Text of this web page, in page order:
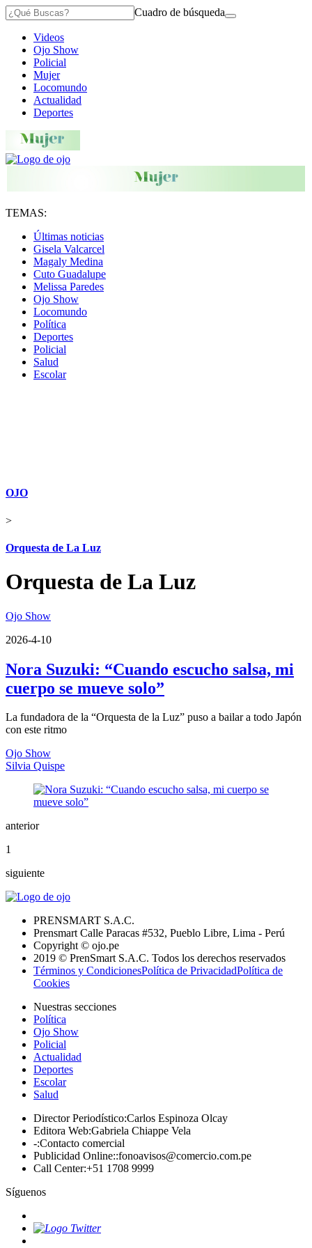
Cuadro de búsqueda
Videos
Ojo Show
Policial
Mujer
Locomundo
Actualidad
Deportes
TEMAS:
Últimas noticias
Gisela Valcarcel
Magaly Medina
Cuto Guadalupe
Melissa Paredes
Ojo Show
Locomundo
Política
Deportes
Policial
Salud
Escolar
OJO
>
Orquesta de La Luz
Orquesta de La Luz
Ojo Show
2026-4-10
Nora Suzuki: “Cuando escucho salsa, mi
cuerpo se mueve solo”
La fundadora de la “Orquesta de la Luz” puso a bailar a todo Japón
con este ritmo
Ojo Show
Silvia Quispe
anterior
1
siguiente
PRENSMART S.A.C.
Prensmart Calle Paracas #532, Pueblo Libre, Lima - Perú
Copyright © ojo.pe
2019 © PrenSmart S.A.C. Todos los derechos reservados
Términos y CondicionesPolítica de PrivacidadPolítica de
Cookies
Nuestras secciones
Política
Ojo Show
Policial
Actualidad
Deportes
Escolar
Salud
Director Periodístico:Carlos Espinoza Olcay
Editora Web:Gabriela Chiappe Vela
-:Contacto comercial
Publicidad Online::fonoavisos@comercio.com.pe
Call Center:+51 1708 9999
Síguenos